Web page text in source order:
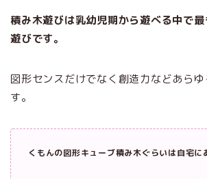
積み木遊びは乳幼児期から遊べる中で
遊びです。
図形センスだけでなく創造力などあら
す。
くもんの図形キューブ積み木ぐらいは自宅に